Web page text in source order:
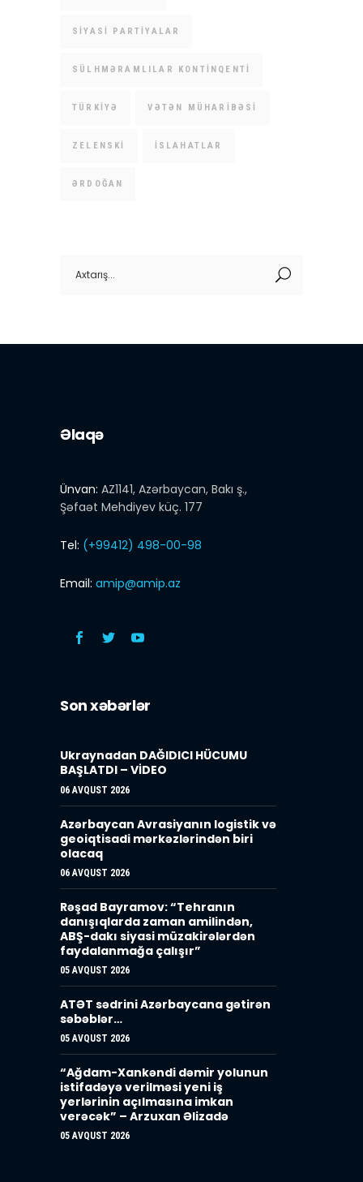
SIYASI PARTIYALAR
SÜLHMƏRAMLILAR KONTINQENTI
TÜRKIYƏ VƏTƏN MÜHARIBƏSI
ZELENSKI İSLAHATLAR
ƏRDOĞAN
for:
Əlaqə
Ünvan: AZ1141, Azərbaycan, Bakı ş.,
Şəfaət Mehdiyev küç. 177
Tel: (+99412) 498-00-98
Email: amip@amip.az
Son xəbərlər
Ukraynadan DAĞIDICI HÜCUMU
BAŞLATDI – VİDEO
06 AVQUST 2026
Azərbaycan Avrasiyanın logistik və
geoiqtisadi mərkəzlərindən biri
olacaq
06 AVQUST 2026
Rəşad Bayramov: “Tehranın
danışıqlarda zaman amilindən,
ABŞ-dakı siyasi müzakirələrdən
faydalanmağa çalışır”
05 AVQUST 2026
ATƏT sədrini Azərbaycana gətirən
səbəblər…
05 AVQUST 2026
“Ağdam-Xankəndi dəmir yolunun
istifadəyə verilməsi yeni iş
yerlərinin açılmasına imkan
verəcək” – Arzuxan Əlizadə
05 AVQUST 2026